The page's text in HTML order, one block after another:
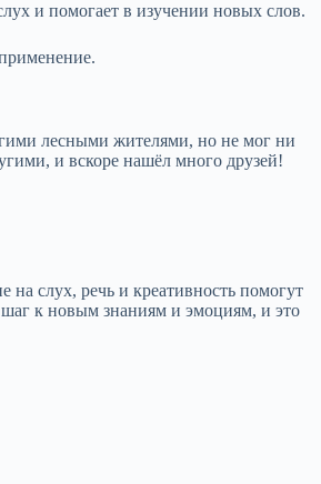
и помогает в изучении новых слов.
лесными жителями, но не мог ни
и вскоре нашёл много друзей!
на слух, речь и креативность помогут
к новым знаниям и эмоциям, и это